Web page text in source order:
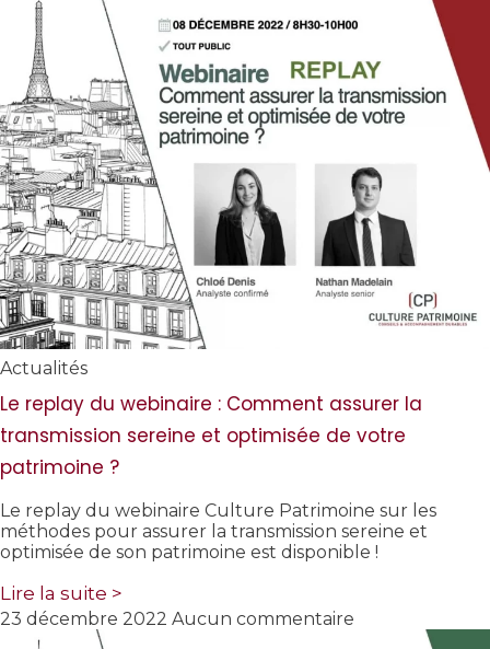
Actualités
Le replay du webinaire : Comment assurer la
transmission sereine et optimisée de votre
patrimoine ?
Le replay du webinaire Culture Patrimoine sur les
méthodes pour assurer la transmission sereine et
optimisée de son patrimoine est disponible !
Lire la suite >
23 décembre 2022 Aucun commentaire